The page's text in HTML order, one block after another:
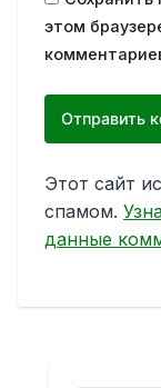
этом
Этот сайт
спамом.
данные